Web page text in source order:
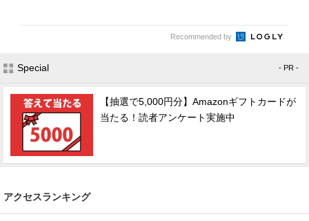
Recommended by
Special - PR -
【抽選で5,000円分】Amazonギフトカードが
当たる！読者アンケート実施中
アクセスランキング